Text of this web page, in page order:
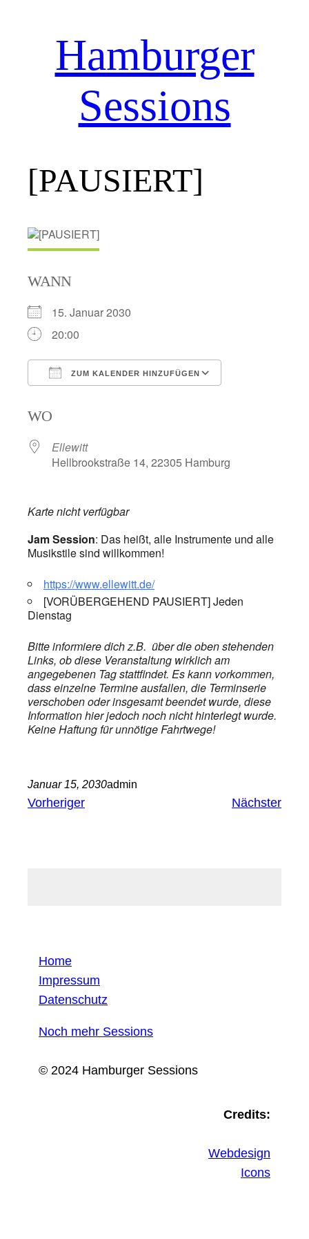
Hamburger
Sessions
[PAUSIERT]
WANN
15. Januar 2030
20:00
ZUM KALENDER HINZUFÜGEN
WO
Ellewitt
Hellbrookstraße 14, 22305 Hamburg
Karte nicht verfügbar
Jam Session: Das heißt, alle Instrumente und alle
Musikstile sind willkommen!
https://www.ellewitt.de/
[VORÜBERGEHEND PAUSIERT] Jeden
Dienstag
Bitte informiere dich z.B. über die oben stehenden
Links, ob diese Veranstaltung wirklich am
angegebenen Tag stattfindet. Es kann vorkommen,
dass einzelne Termine ausfallen, die Terminserie
verschoben oder insgesamt beendet wurde, diese
Information hier jedoch noch nicht hinterlegt wurde.
Keine Haftung für unnötige Fahrtwege!
Januar 15, 2030admin
Vorheriger Nächster
Home
Impressum
Datenschutz
Noch mehr Sessions
© 2024 Hamburger Sessions
Credits:
Webdesign
Icons